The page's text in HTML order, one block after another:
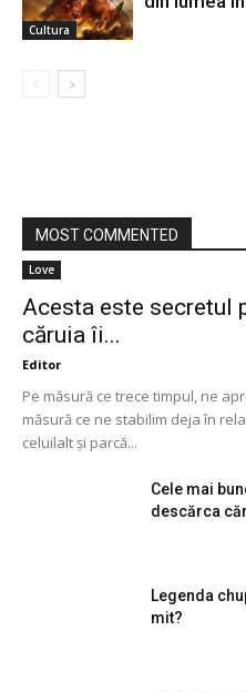
Cultura
MOST COMMENTED
Love
Acesta este secretul
căruia îi...
Editor
Pe măsură ce trece timpul, ne
măsură ce ne stabilim deja în
celuilalt și parcă...
Cele mai
descărca
Legenda
mit?